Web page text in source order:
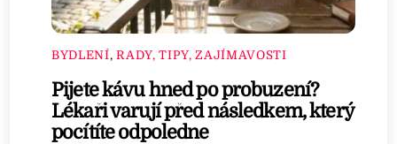
BYDLENÍ,RADY, TIPY, ZAJÍMAVOSTI
Pijete kávu hned po probuzení?
Lékaři varují před následkem, který
pocítíte odpoledne